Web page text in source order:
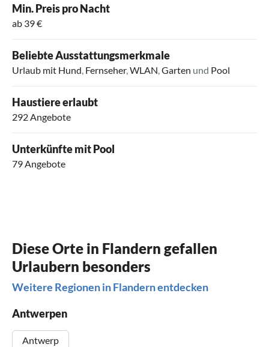
Min. Preis pro Nacht
ab 39 €
Beliebte Ausstattungsmerkmale
Urlaub mit Hund, Fernseher,WLAN,Garten und Pool
Haustiere erlaubt
292 Angebote
Unterkünfte mit Pool
79 Angebote
Diese Orte in Flandern gefallen
Urlaubern besonders
Weitere Regionen in Flandern entdecken
Antwerpen
Antwerp